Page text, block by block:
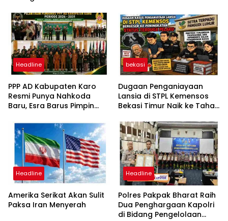
Headline
PPP AD Kabupaten Karo
Resmi Punya Nahkoda
Baru, Esra Barus Pimpin
bekasi
Dugaan Penganiayaan
Lansia di STPL Kemensos
Bekasi Timur Naik ke Tahap
Minta Proses Transparan
dan Bebas Intervensi
Headline
Amerika Serikat Akan Sulit
Paksa Iran Menyerah
Headline
Polres Pakpak Bharat Raih
Dua Penghargaan Kapolri
di Bidang Pengelolaan